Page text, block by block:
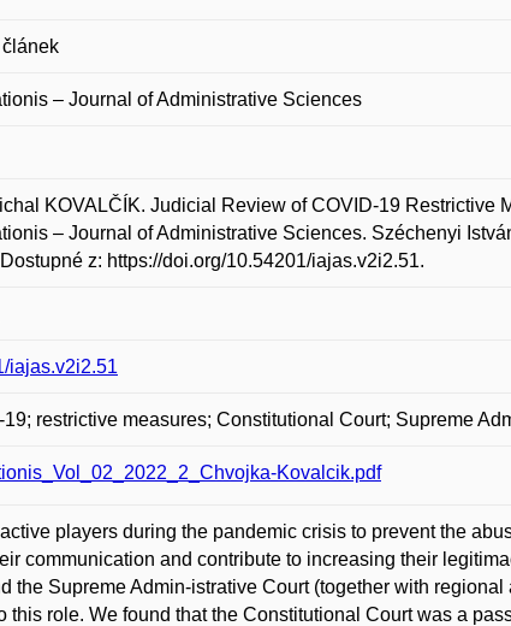
– Journal of Administrative Sciences
KOVALČÍK. Judicial Review of COVID-19 Restrictive
– Journal of Administrative Sciences. Széchenyi
z: https://doi.org/10.54201/iajas.v2i2.51.
iajas.v2i2.51
restrictive measures; Constitutional Court; Supreme
Kovalcik.pdf
players during the pandemic crisis to prevent the
communication and contribute to increasing their
the Supreme Admin-istrative Court (together with
this role. We found that the Constitutional Court was a